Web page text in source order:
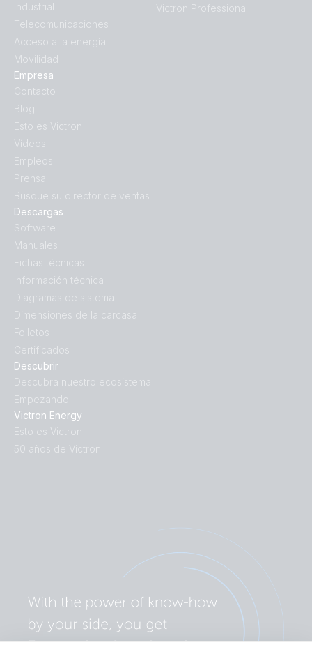
Descubrir
Descubra nuestro ecosistema
Empezando
Victron Energy
Esto es Victron
50 años de Victron
Descargas
Software
Manuales
Fichas técnicas
Información técnica
Diagramas de sistema
Dimensiones de la carcasa
Folletos
Certificados
Industrial
Telecomunicaciones
Acceso a la energía
Movilidad
Empresa
Contacto
Blog
Esto es Victron
Vídeos
Empleos
Prensa
Busque su director de ventas
Victron Professional